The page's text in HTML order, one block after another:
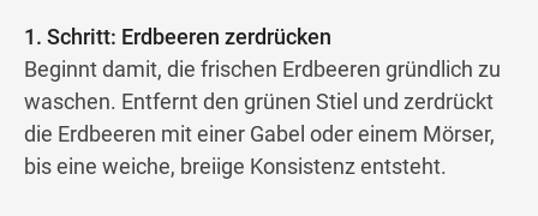
1. Schritt: Erdbeeren zerdrücken
Beginnt damit, die frischen Erdbeeren gründlich zu
waschen. Entfernt den grünen Stiel und zerdrückt
die Erdbeeren mit einer Gabel oder einem Mörser,
bis eine weiche, breiige Konsistenz entsteht.